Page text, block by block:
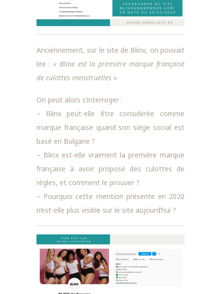
Anciennement, sur le site de Blinx, on pouvait
lire : « Blinx est la première marque française
de culottes menstruelles ».
On peut alors s’interroger :
– Blinx peut-elle être considérée comme
marque française quand son siège social est
basé en Bulgarie ?
– Blinx est-elle vraiment la première marque
française à avoir proposé des culottes de
règles, et comment le prouver ?
– Pourquoi cette mention présente en 2020
n’est-elle plus visible sur le site aujourd’hui ?